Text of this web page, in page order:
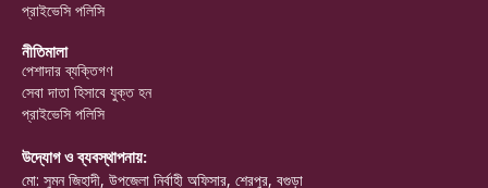
প্রাইভেসি পলিসি
নীতিমালা
পেশাদার ব্যক্তিগণ
সেবা দাতা হিসাবে যুক্ত হন
প্রাইভেসি পলিসি
উদ্যোগ ও ব্যবস্থাপনায়:
মো: সুমন জিহাদী, উপজেলা নির্বাহী অফিসার, শেরপুর, বগুড়া